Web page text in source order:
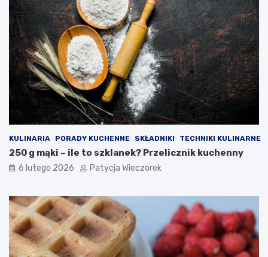
KULINARIA PORADY KUCHENNE SKŁADNIKI TECHNIKI KULINARNE
250 g mąki – ile to szklanek? Przelicznik kuchenny
6 lutego 2026 Patycja Wieczorek